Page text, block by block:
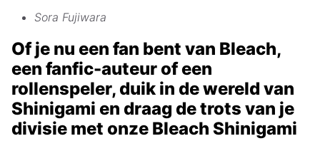
Sora Fujiwara
Of je nu een fan bent van Bleach,
een fanfic-auteur of een
rollenspeler, duik in de wereld van
Shinigami en draag de trots van je
divisie met onze Bleach Shinigami